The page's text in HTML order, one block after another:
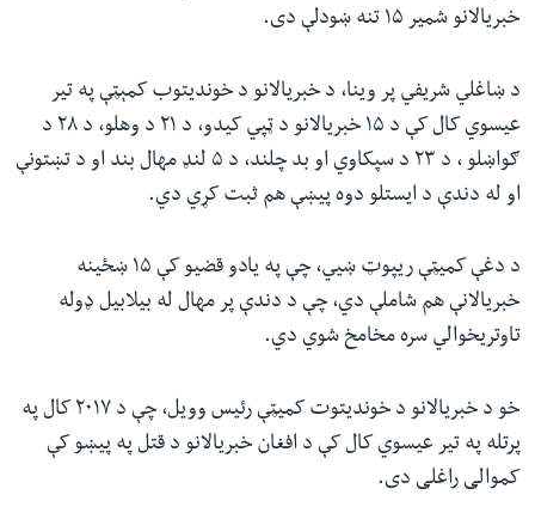
خبریالانو شمیر ۱۵ تنه ښودلې دی.
د ښاغلي شریفي پر وینا، د خبریالانو د خوندیتوب کمېټې په تیر
عیسوي کال کې د ۱۵ خبریالانو د ټپي کیدو، د ۲۱ د وهلو، د ۲۸ د
ګواښلو ، د ۲۳ د سپکاوي او بد چلند، د ۵ لنډ مهال بند او د تښتونې
او له دندې د ایستلو دوه پيښې هم ثبت کړي دي.
د دغې کمیټې ریپوټ ښیي، چې په یادو قضیو کې ۱۵ ښځینه
خبریالانې هم شاملې دي، چې د دندې پر مهال له بیلابیل ډوله
تاوتریخوالي سره مخامخ شوي دي.
خو د خبریالانو د خوندیتوت کمیټې رئیس وویل، چې د ۲۰۱۷ کال په
پرتله په تیر عیسوي کال کې د افغان خبریالانو د قتل په پیښو کې
کموالی راغلی دی.